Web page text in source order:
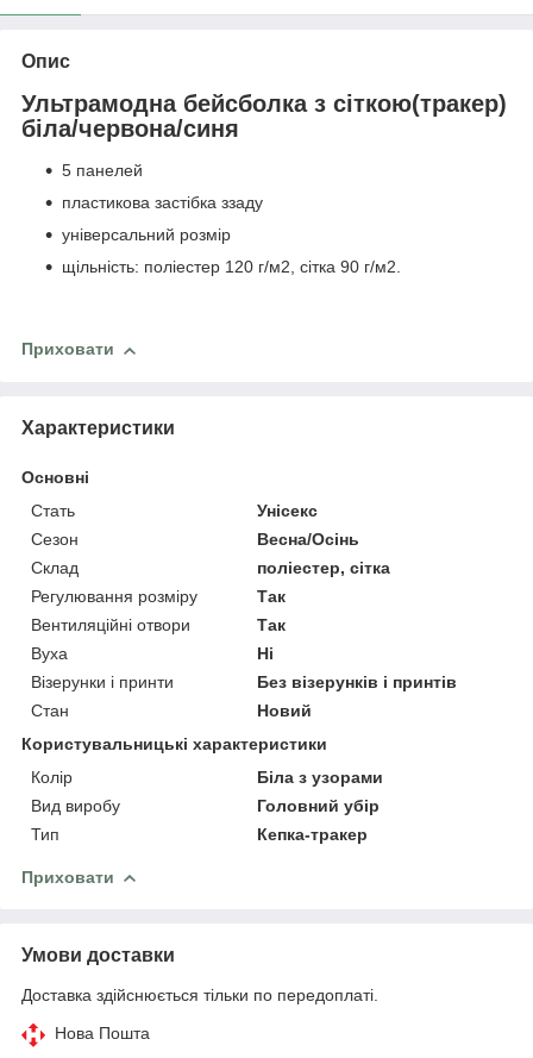
Опис
Ультрамодна бейсболка з сіткою(тракер)
біла/червона/синя
5 панелей
пластикова застібка ззаду
універсальний розмір
щільність: поліестер 120 г/м2, сітка 90 г/м2.
Приховати
Характеристики
Основні
Стать
Унісекс
Сезон
Весна/Осінь
Склад
поліестер, сітка
Регулювання розміру
Так
Вентиляційні отвори
Так
Вуха
Ні
Візерунки і принти
Без візерунків і принтів
Стан
Новий
Користувальницькі характеристики
Колір
Біла з узорами
Вид виробу
Головний убір
Тип
Кепка-тракер
Приховати
Умови доставки
Доставка здійснюється тільки по передоплаті.
Нова Пошта